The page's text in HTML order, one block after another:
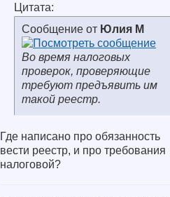
Цитата:
Сообщение от Юлия М
Во время налоговых
проверок, проверяющие
требуют предъявить им
такой реестр.
Где написано про обязанность
вести реестр, и про требования
налоговой?